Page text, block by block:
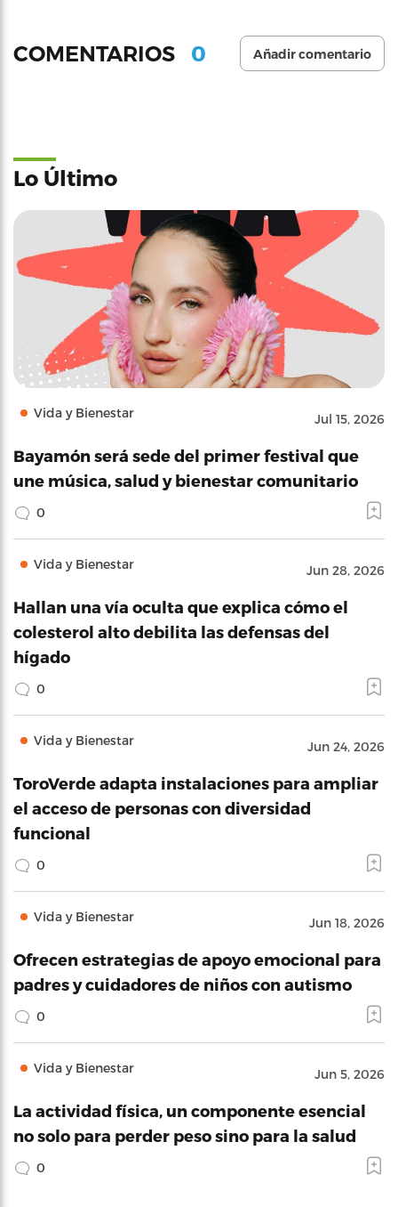
COMENTARIOS 0 Añadir comentario
Lo Último
Vida y Bienestar Jul 15, 2026
Bayamón será sede del primer festival que
une música, salud y bienestar comunitario
0
Vida y Bienestar Jun 28, 2026
Hallan una vía oculta que explica cómo el
colesterol alto debilita las defensas del
hígado
0
Vida y Bienestar Jun 24, 2026
ToroVerde adapta instalaciones para ampliar
el acceso de personas con diversidad
funcional
0
Vida y Bienestar Jun 18, 2026
Ofrecen estrategias de apoyo emocional para
padres y cuidadores de niños con autismo
0
Vida y Bienestar Jun 5, 2026
La actividad física, un componente esencial
no solo para perder peso sino para la salud
0